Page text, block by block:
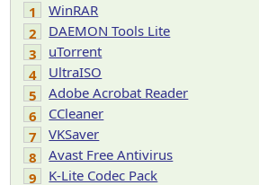
1
WinRAR
2
DAEMON Tools Lite
3
uTorrent
4
UltraISO
5
Adobe Acrobat Reader
6
CCleaner
7
VKSaver
8
Avast Free Antivirus
9
K-Lite Codec Pack